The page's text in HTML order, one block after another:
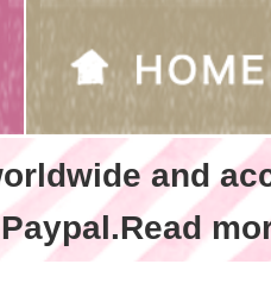
and
Paypal.Read